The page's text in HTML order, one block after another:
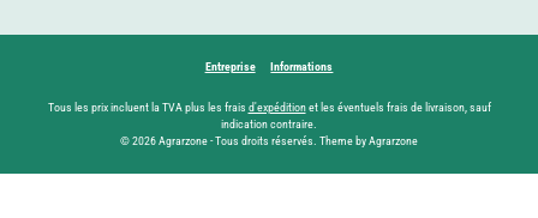
Entreprise Informations
Tous les prix incluent la TVA plus les frais d'expéditionet les éventuels frais de livraison, sauf
indication contraire.
© 2026 Agrarzone - Tous droits réservés. Theme by Agrarzone